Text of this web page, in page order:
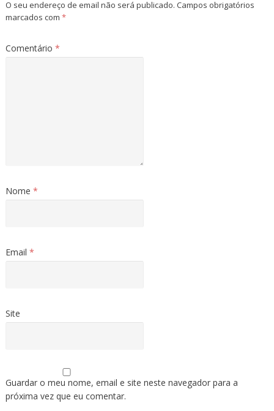
O seu endereço de email não será publicado. Campos obrigatórios
marcados com *
Comentário *
Nome *
Email *
Site
Guardar o meu nome, email e site neste navegador para a
próxima vez que eu comentar.